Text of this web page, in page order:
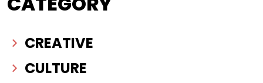
CREATIVE
CULTURE